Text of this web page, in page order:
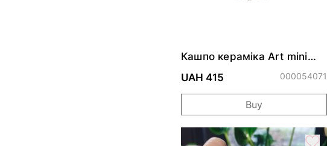
Кашпо кераміка Art mini
UAH 415
000054071
Buy